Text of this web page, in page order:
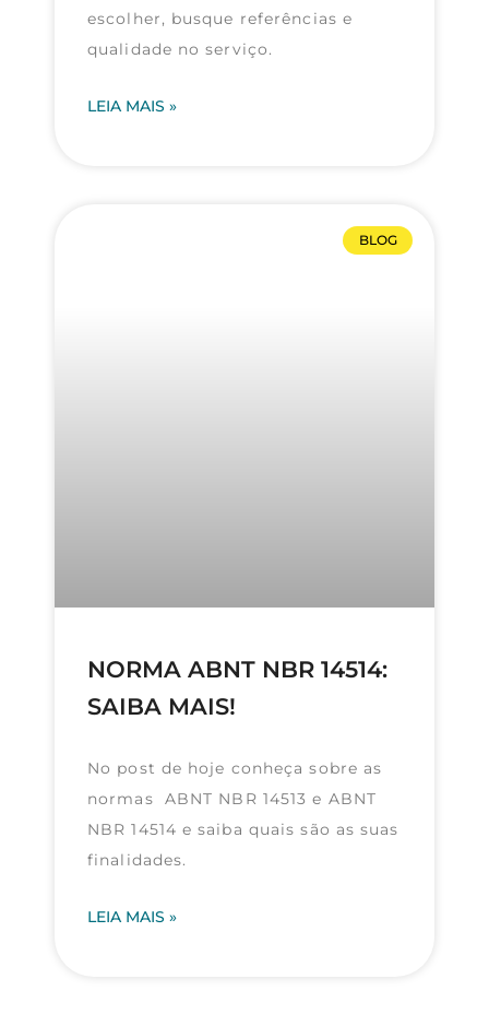
escolher, busque referências e
qualidade no serviço.
LEIA MAIS »
BLOG
NORMA ABNT NBR 14514:
SAIBA MAIS!
No post de hoje conheça sobre as
normas ABNT NBR 14513 e ABNT
NBR 14514 e saiba quais são as suas
finalidades.
LEIA MAIS »